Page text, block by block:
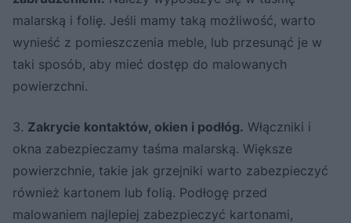
malarską i folię. Jeśli mamy taką możliwość, warto
wynieść z pomieszczenia meble, lub przesunąć je w
taki sposób, aby mieć dostęp do malowanych
powierzchni.
3. Zakrycie kontaktów, okien i podłóg. Włączniki i
okna zabezpieczamy taśma malarską. Większe
powierzchnie, takie jak grzejniki warto zabezpieczyć
również kartonem lub folią. Podłogę przed
malowaniem najlepiej zabezpieczyć kartonami,